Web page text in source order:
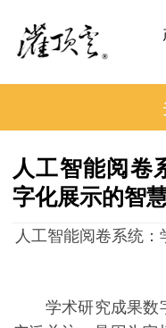
人工智能阅卷
字化展示的智
人工智能阅卷系统
学术研究成果数字